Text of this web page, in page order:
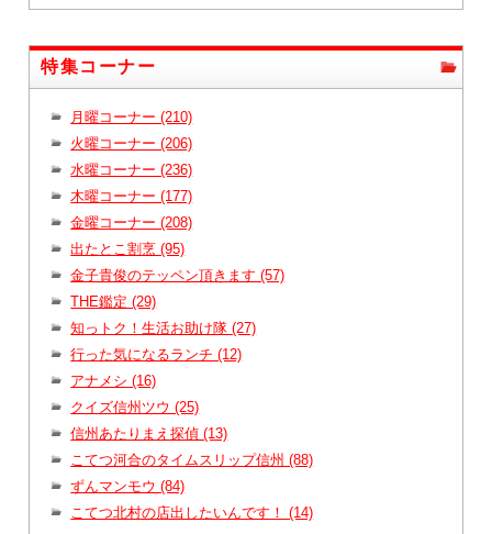
特集コーナー
月曜コーナー (210)
火曜コーナー (206)
水曜コーナー (236)
木曜コーナー (177)
金曜コーナー (208)
出たとこ割烹 (95)
金子貴俊のテッペン頂きます (57)
THE鑑定 (29)
知っトク！生活お助け隊 (27)
行った気になるランチ (12)
アナメシ (16)
クイズ信州ツウ (25)
信州あたりまえ探偵 (13)
こてつ河合のタイムスリップ信州 (88)
ずんマンモウ (84)
こてつ北村の店出したいんです！ (14)